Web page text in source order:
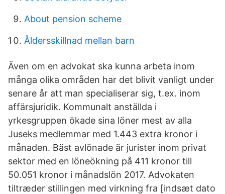
About pension scheme
Åldersskillnad mellan barn
Även om en advokat ska kunna arbeta inom
många olika områden har det blivit vanligt under
senare år att man specialiserar sig, t.ex. inom
affärsjuridik. Kommunalt anställda i
yrkesgruppen ökade sina löner mest av alla
Juseks medlemmar med 1.443 extra kronor i
månaden. Bäst avlönade är jurister inom privat
sektor med en löneökning på 411 kronor till
50.051 kronor i månadslön 2017. Advokaten
tiltræder stillingen med virkning fra [indsæt dato